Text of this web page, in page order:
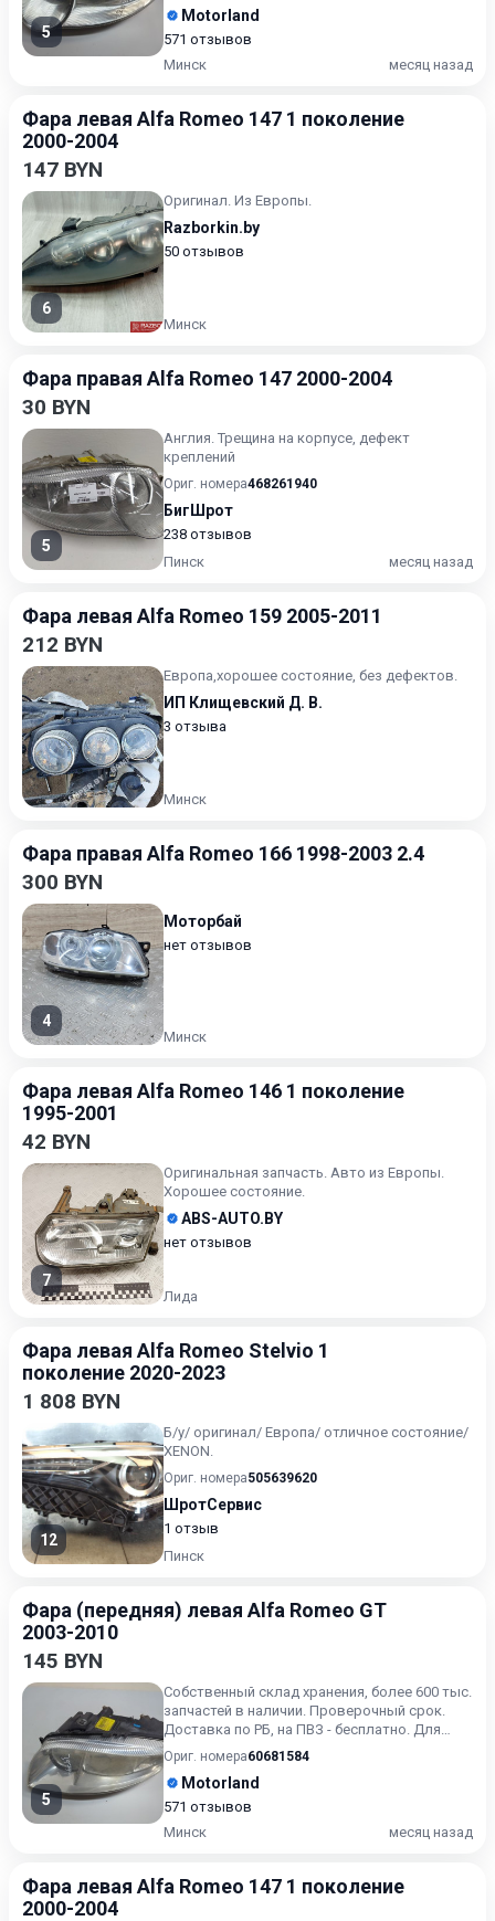
5
Motorland
571 отзывов
Минск
месяц назад
Фара левая Alfa Romeo 147 1 поколение
2000-2004
147 BYN
6
Оригинал. Из Европы.
Razborkin.by
50 отзывов
Минск
Фара правая Alfa Romeo 147 2000-2004
30 BYN
5
Англия. Трещина на корпусе, дефект
креплений
Ориг. номера468261940
БигШрот
238 отзывов
Пинск
месяц назад
Фара левая Alfa Romeo 159 2005-2011
212 BYN
Европа,хорошее состояние, без дефектов.
ИП Клищевский Д. В.
3 отзыва
Минск
Фара правая Alfa Romeo 166 1998-2003 2.4
300 BYN
4
Моторбай
нет отзывов
Минск
Фара левая Alfa Romeo 146 1 поколение
1995-2001
42 BYN
7
Оригинальная запчасть. Авто из Европы.
Хорошее состояние.
ABS-AUTO.BY
нет отзывов
Лида
Фара левая Alfa Romeo Stelvio 1
поколение 2020-2023
1 808 BYN
12
Б/у/ оригинал/ Европа/ отличное состояние/
XENON.
Ориг. номера505639620
ШротСервис
1 отзыв
Пинск
Фара (передняя) левая Alfa Romeo GT
2003-2010
145 BYN
5
Собственный склад хранения, более 600 тыс.
запчастей в наличии. Проверочный срок.
Доставка по РБ, на ПВЗ - бесплатно. Для
получения актуальн...
Ориг. номера60681584
Motorland
571 отзывов
Минск
месяц назад
Фара левая Alfa Romeo 147 1 поколение
2000-2004